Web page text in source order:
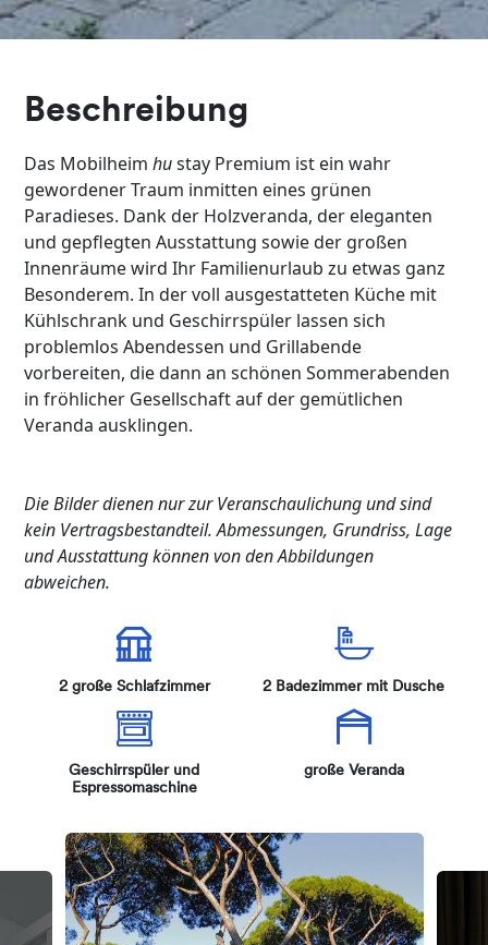
Beschreibung
Das Mobilheimhustay Premium ist ein wahr
gewordener Traum inmitten eines grünen
Paradieses. Dank der Holzveranda, der eleganten
und gepflegten Ausstattung sowie der großen
Innenräume wird Ihr Familienurlaub zu etwas ganz
Besonderem. In der voll ausgestatteten Küche mit
Kühlschrank und Geschirrspüler lassen sich
problemlos Abendessen und Grillabende
vorbereiten, die dann an schönen Sommerabenden
in fröhlicher Gesellschaft auf der gemütlichen
Veranda ausklingen.
Die Bilder dienen nur zur Veranschaulichung und sind
kein Vertragsbestandteil. Abmessungen, Grundriss, Lage
und Ausstattung können von den Abbildungen
abweichen.
2 große Schlafzimmer 2 Badezimmer mit Dusche
Geschirrspüler und
Espressomaschine
große Veranda